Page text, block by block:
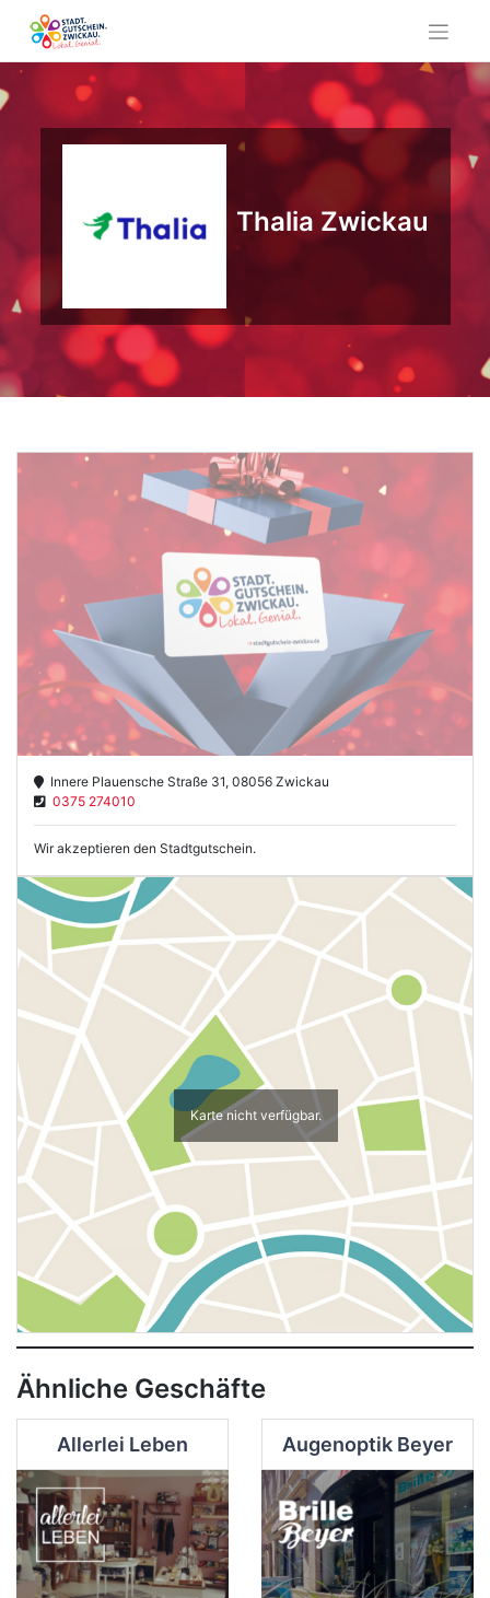
content
Thalia Zwickau
Innere Plauensche Straße 31, 08056 Zwickau
0375 274010
Wir akzeptieren den Stadtgutschein.
Karte nicht verfügbar.
Ähnliche Geschäfte
Allerlei Leben Augenoptik Beyer